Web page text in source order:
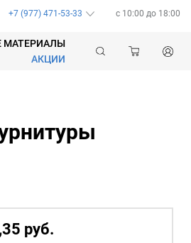
+7 (977) 471-53-33 c 10:00 до 18:00
МАТЕРИАЛЫ
АКЦИИ
руб.